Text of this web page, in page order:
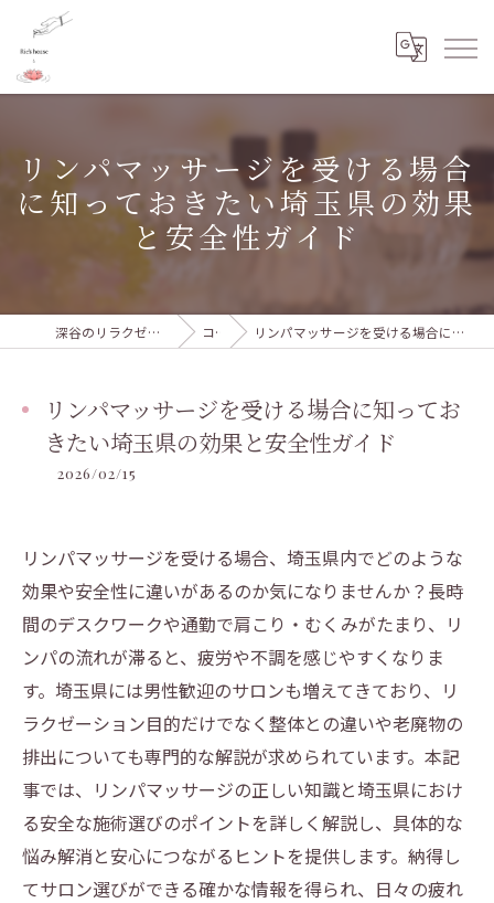
リンパマッサージを受ける場合
に知っておきたい埼玉県の効果
と安全性ガイド
深谷のリラクゼーションならRie's house コラム リンパマッサージを受ける場合に知っておきたい埼玉県の効果と安全性ガイド
リンパマッサージを受ける場合に知ってお
きたい埼玉県の効果と安全性ガイド
2026/02/15
リンパマッサージを受ける場合、埼玉県内でどのような
効果や安全性に違いがあるのか気になりませんか？長時
間のデスクワークや通勤で肩こり・むくみがたまり、リ
ンパの流れが滞ると、疲労や不調を感じやすくなりま
す。埼玉県には男性歓迎のサロンも増えてきており、リ
ラクゼーション目的だけでなく整体との違いや老廃物の
排出についても専門的な解説が求められています。本記
事では、リンパマッサージの正しい知識と埼玉県におけ
る安全な施術選びのポイントを詳しく解説し、具体的な
悩み解消と安心につながるヒントを提供します。納得し
てサロン選びができる確かな情報を得られ、日々の疲れ